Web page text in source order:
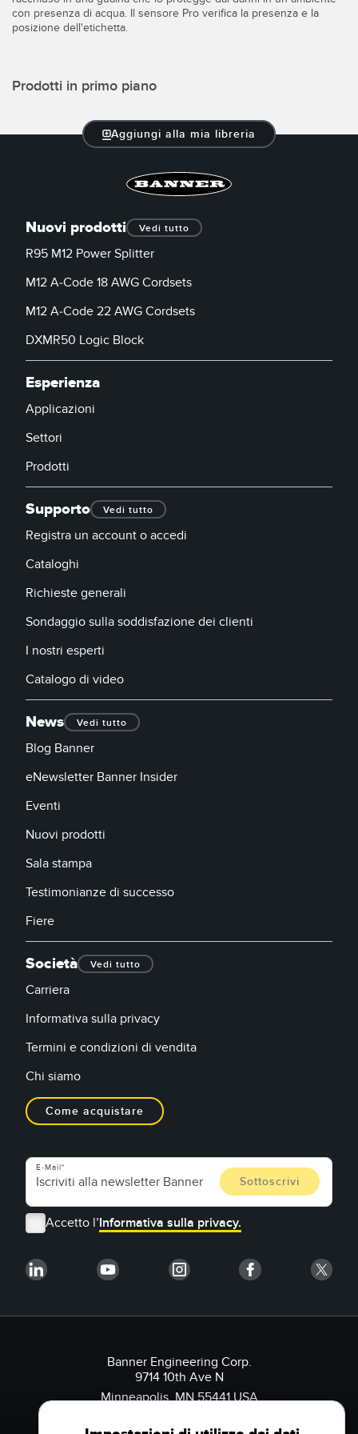
Sensori Pick-to-Light
Sensori di temperatura
Sensori di monitoraggio delle condizioni wireless
ACCESSORI
ACCESSORI
Software di configurazione dei sensori wireless
Software interfaccia utente sensore
Software per sensori di misura Banner
TECNOLOGIA
con presenza di acqua. Il sensore Pro verifica la presenza e la
posizione dell'etichetta.
Prodotti in primo piano
Aggiungi alla mia libreria
Nuovi prodotti Vedi tutto
R95 M12 Power Splitter
M12 A-Code 18 AWG Cordsets
M12 A-Code 22 AWG Cordsets
DXMR50 Logic Block
Esperienza
Applicazioni
Settori
Prodotti
Supporto Vedi tutto
Registra un account o accedi
Cataloghi
Richieste generali
Sondaggio sulla soddisfazione dei clienti
I nostri esperti
Catalogo di video
News Vedi tutto
Blog Banner
eNewsletter Banner Insider
Eventi
Nuovi prodotti
Sala stampa
Testimonianze di successo
Fiere
Società Vedi tutto
Carriera
Informativa sulla privacy
Termini e condizioni di vendita
Chi siamo
Come acquistare
E-Mail
Accetto l’Informativa sulla privacy.
Banner Engineering Corp.
9714 10th Ave N
Minneapolis, MN 55441 USA